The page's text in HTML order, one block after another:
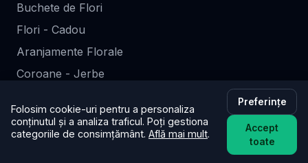
Buchete de Flori
Flori - Cadou
Aranjamente Florale
Coroane - Jerbe
Informații
Folosim cookie-uri pentru a personaliza
conținutul și a analiza traficul. Poți gestiona
categoriile de consimțământ. Află mai mult.
Preferințe
Accept
toate